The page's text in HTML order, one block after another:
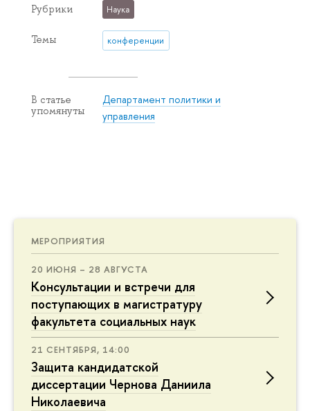
МЕРОПРИЯТИЯ
20 ИЮНЯ – 28 АВГУСТА
Консультации и встречи для
поступающих в магистратуру
факультета социальных наук
21 СЕНТЯБРЯ, 14:00
Защита кандидатской
диссертации Чернова Даниила
Николаевича
Рубрики Наука
Темы конференции
В статье
упомянуты
Департамент политики и
управления